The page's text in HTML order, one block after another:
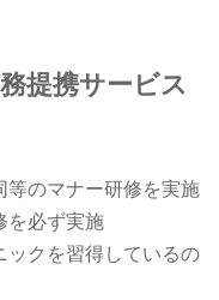
提携サービス
等のマナー研修を実施
を必ず実施
ックを習得しているの